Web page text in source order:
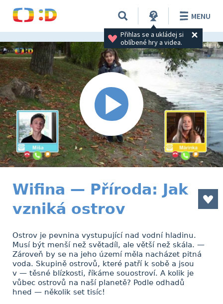
Přihlas se a ukládej si
oblíbené hry a videa.
MENU
Wifina — Příroda: Jak
vzniká ostrov
Ostrov je pevnina vystupující nad vodní hladinu.
Musí být menší než světadíl, ale větší než skála. —
Zároveň by se na jeho území měla nacházet pitná
voda. Skupině ostrovů, které patří k sobě a jsou
v — těsné blízkosti, říkáme souostroví. A kolik je
vůbec ostrovů na naší planetě? Podle odhadů
hned — několik set tisíc!